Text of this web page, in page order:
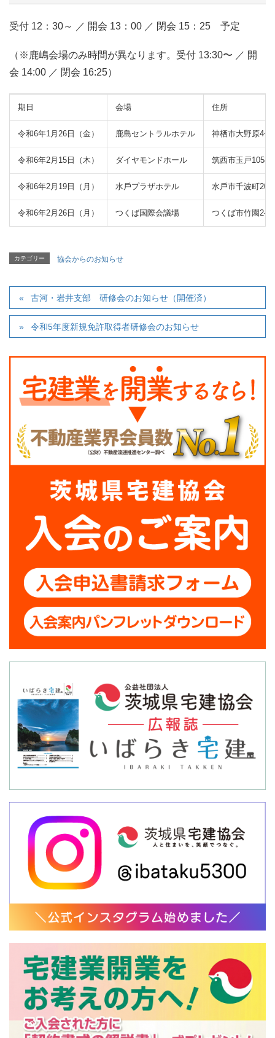
受付 12：30～ ／ 開会 13：00 ／ 閉会 15：25 予定
（※鹿嶋会場のみ時間が異なります。受付 13:30〜 ／ 開
会 14:00 ／ 閉会 16:25）
期⽇ 会場 住所
令和6年1月26日（金） ⿅島セントラルホテル 神栖市⼤野原
令和6年2月15日（木） ダイヤモンドホール 筑西市玉戸1053
令和6年2月19日（月） ⽔⼾プラザホテル ⽔⼾市千波町
令和6年2月26日（月） つくば国際会議場 つくば市⽵園2-
カテゴリー 協会からのお知らせ
古河・岩井支部 研修会のお知らせ（開催済）
令和5年度新規免許取得者研修会のお知らせ